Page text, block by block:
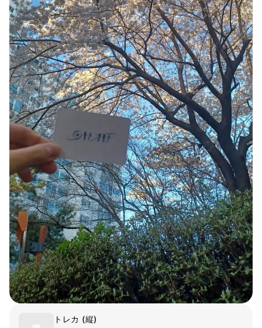
トレカ (縦)
ファブリック
スポーツ
キッズ
ペット
フレーム
会員登録
ログイン
1：1お問い合わせ
カスタマーセンタ
ー
サービス紹介
日本語
アウター パンツ
法被/ロー
ブ
カラー
袖タイプ
袖なし
半袖
長袖
人気ブランド
GILDAN
Champion
AAA
Printstar
素材
綿
ポリエステル
ナイロン
キュレーション
団体Tシャツ
レビューBEST